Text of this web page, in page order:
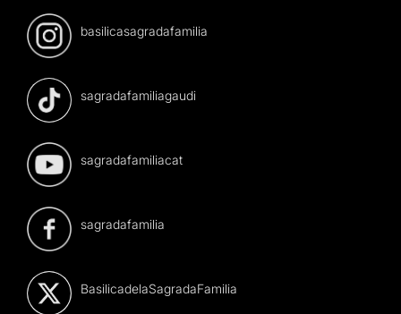
basilicasagradafamilia
sagradafamiliagaudi
sagradafamiliacat
sagradafamilia
BasilicadelaSagradaFamilia